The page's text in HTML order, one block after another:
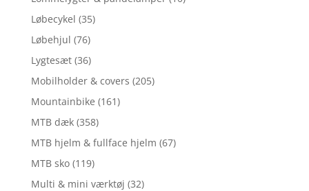
Løbecykel (35)
Løbehjul (76)
Lygtesæt (36)
Mobilholder & covers (205)
Mountainbike (161)
MTB dæk (358)
MTB hjelm & fullface hjelm (67)
MTB sko (119)
Multi & mini værktøj (32)